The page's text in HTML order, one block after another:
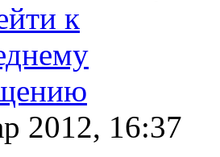
2012, 16:37